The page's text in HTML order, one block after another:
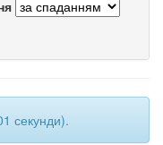
секунди).